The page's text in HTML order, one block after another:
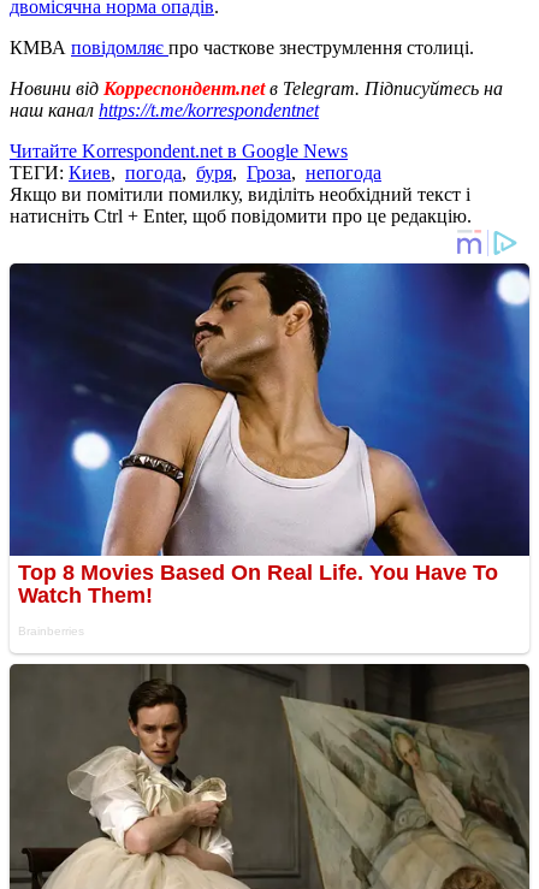
двомісячна норма опадів.
КМВА повідомляє про часткове знеструмлення столиці.
Новини від Корреспондент.netв Telegram. Підписуйтесь на
наш канал https://t.me/korrespondentnet
Читайте Korrespondent.net в Google News
ТЕГИ: Киев, погода, буря, Гроза, непогода
Якщо ви помітили помилку, виділіть необхідний текст і
натисніть Ctrl + Enter, щоб повідомити про це редакцію.